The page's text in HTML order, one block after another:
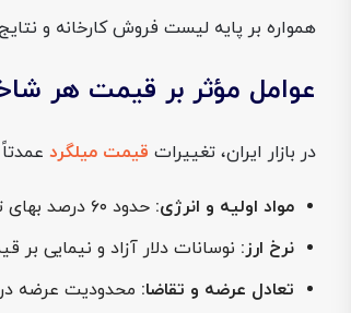
همواره بر پایه لیست فروش کارخانه و
عوامل مؤثر بر قیمت هر شاخه
در بازار ایران، تغییرات قیمت میلگرد عمدتاً به 4 گروه اصلی مرتبط است و قیمت میلگرد 18 اصفهان
مواد اولیه و انرژی: حدود ۶۰ درصد بهای تمام‌شده میلگرد مربوط به هزینه سنگ‌آهن، فروآلیاژ و سوخت است؛ تغییرات نرخ گاز یا قراضه مستقیماً به قیمت نهایی انتقال می‌یابد.
نرخ ارز: نوسانات دلار آزاد و نیمایی بر قیمت شمش صادراتی
تعادل عرضه و تقاضا: محدودیت عرضه